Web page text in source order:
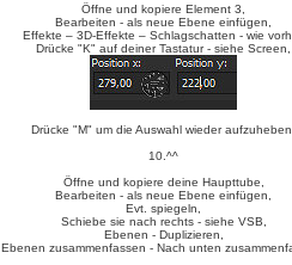
Öffne und kopiere Element 3,
Bearbeiten - als neue Ebene einfügen,
Effekte – 3D-Effekte – Schlagschatten - wie
Drücke "K" auf deiner Tastatur - siehe Screen,
Drücke "M" um die Auswahl wieder
10.^^
Öffne und kopiere deine Haupttube,
Bearbeiten - als neue Ebene einfügen,
Evt. spiegeln,
Schiebe sie nach rechts - siehe VSB,
Ebenen - Duplizieren,
Ebenen zusammenfassen - Nach unten